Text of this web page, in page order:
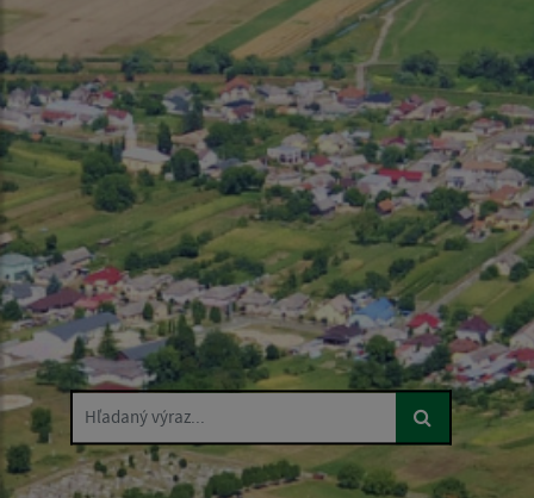
Hľadaný výraz...